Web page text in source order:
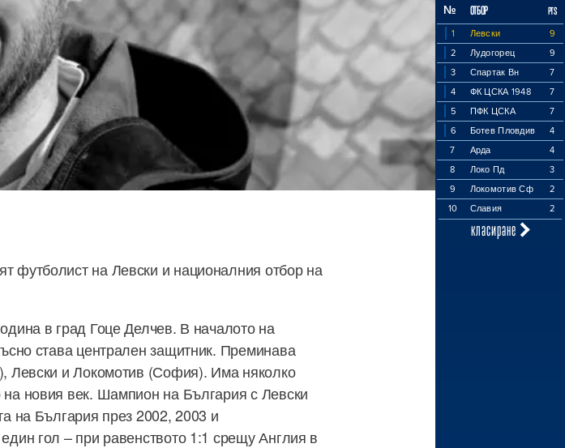
№ ОТБОР PTS
1 Левски
9
2
Лудогорец
9
3
Спартак Вн
7
4
ФК ЦСКА 1948
7
5
ПФК ЦСКА
7
6
Ботев Пловдив
4
7
Арда
4
8
Локо Пд
3
9
Локомотив Сф
2
10
Славия 2
класиране
футболист на Левски и националния отбор на
в град Гоце Делчев. В началото на
става централен защитник. Преминава
Левски и Локомотив (София). Има няколко
новия век. Шампион на България с Левски
на България през 2002, 2003 и
гол – при равенството 1:1 срещу Англия в